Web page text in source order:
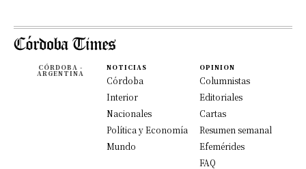
CÓRDOBA -
ARGENTINA
NOTICIAS
Córdoba
Interior
Nacionales
Política y Economía
Mundo
OPINION
Columnistas
Editoriales
Cartas
Resumen semanal
Efemérides
FAQ